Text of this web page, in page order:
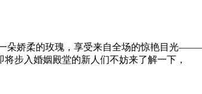
朵娇柔的玫瑰，享受来自全场的惊艳目光
步入婚姻殿堂的新人们不妨来了解一下，